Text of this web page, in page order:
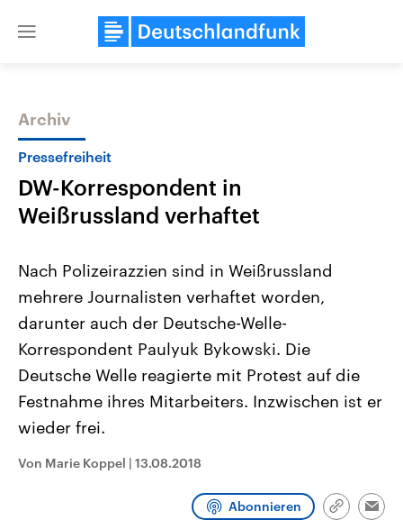
Close
Themen
Landtagswahl Sachsen-Anhalt
2026
Alle Informationen
Sachsen-Anhalt wählt am 6.
September 2026 einen neuen
Landtag. Seit 2021 wird das
Bundesland von einer Koalition aus
Umfragen, Prognosen,
und Hintergründe zu den Parteien
und Kandidaten der anstehenden
USA
Aktuelle Beiträge,
Hintergründe
Wirtschaftlich und
gehören die Vereinigten
den mächtigsten Ländern
mit großem Einfluss auf
Sendungen Programm
Archiv
Pressefreiheit
DW-Korrespondent in
Weißrussland verhaftet
Nach Polizeirazzien sind in Weißrussland
mehrere Journalisten verhaftet worden,
darunter auch der Deutsche-Welle-
Korrespondent Paulyuk Bykowski. Die
Deutsche Welle reagierte mit Protest auf die
Festnahme ihres Mitarbeiters. Inzwischen ist er
wieder frei.
Von Marie Koppel | 13.08.2018
Abonnieren
Link